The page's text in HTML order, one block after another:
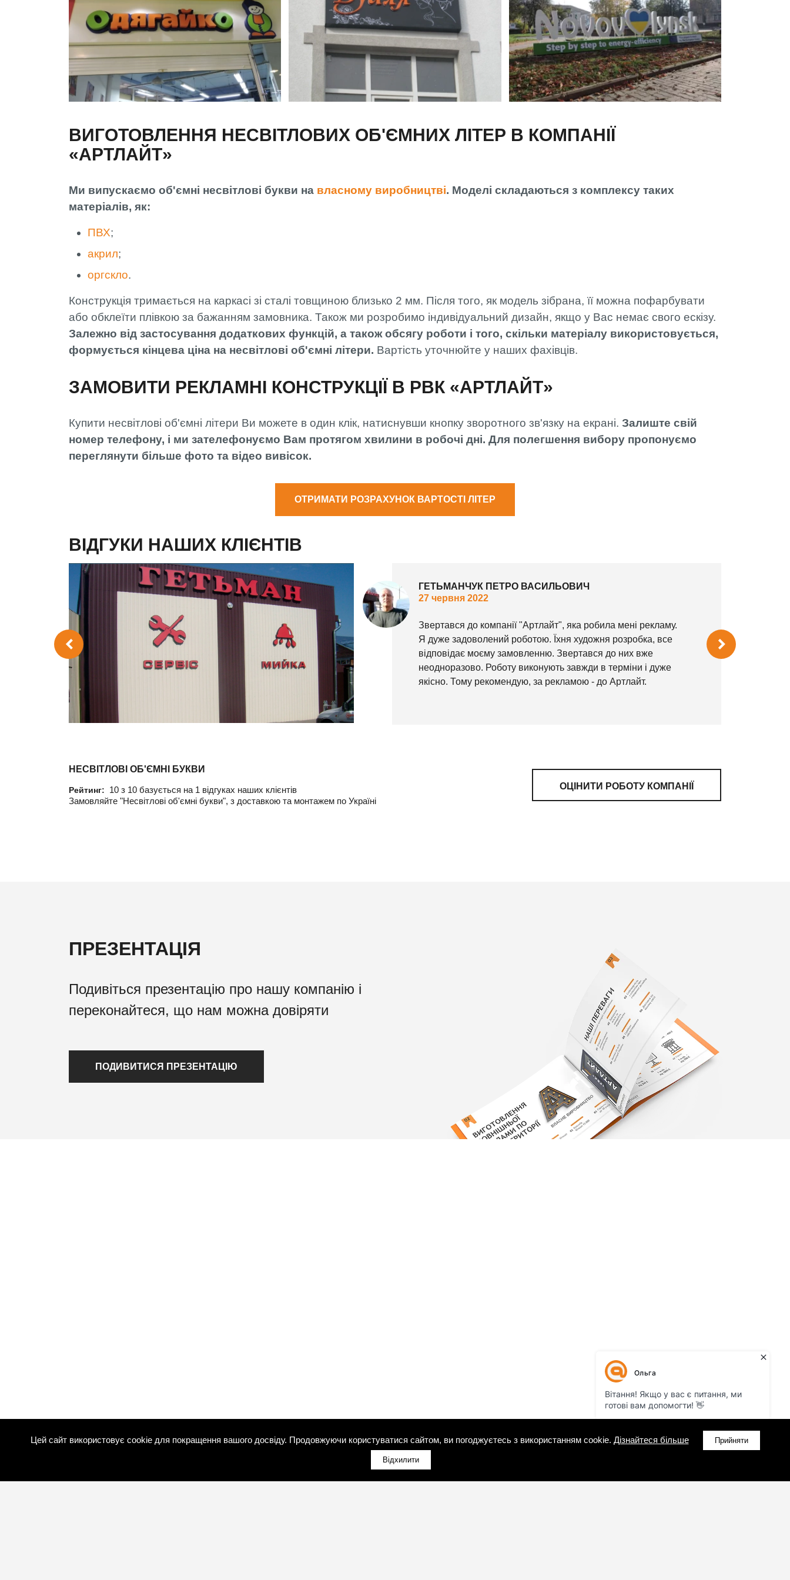
ВИГОТОВЛЕННЯ НЕСВІТЛОВИХ ОБ'ЄМНИХ ЛІТЕР В КОМПАНІЇ
«АРТЛАЙТ»
Ми випускаємо об'ємні несвітлові букви на власному виробництві. Моделі складаються з комплексу таких
матеріалів, як:
ПВХ;
акрил;
оргскло.
Конструкція тримається на каркасі зі сталі товщиною близько 2 мм. Після того, як модель зібрана, її можна пофарбувати
або обклеїти плівкою за бажанням замовника. Також ми розробимо індивідуальний дизайн, якщо у Вас немає свого ескізу.
Залежно від застосування додаткових функцій, а також обсягу роботи і того, скільки матеріалу використовується,
формується кінцева ціна на несвітлові об'ємні літери. Вартість уточнюйте у наших фахівців.
ЗАМОВИТИ РЕКЛАМНІ КОНСТРУКЦІЇ В РВК «АРТЛАЙТ»
Купити несвітлові об'ємні літери Ви можете в один клік, натиснувши кнопку зворотного зв'язку на екрані. Залиште свій
номер телефону, і ми зателефонуємо Вам протягом хвилини в робочі дні. Для полегшення вибору пропонуємо
переглянути більше фото та відео вивісок.
ОТРИМАТИ РОЗРАХУНОК ВАРТОСТІ ЛІТЕР
ВІДГУКИ НАШИХ КЛІЄНТІВ
ГЕТЬМАНЧУК ПЕТРО ВАСИЛЬОВИЧ
27 червня 2022
Звертався до компанії "Артлайт", яка робила мені рекламу.
Я дуже задоволений роботою. Їхня художня розробка, все
відповідає моєму замовленню. Звертався до них вже
неодноразово. Роботу виконують завжди в терміни і дуже
якісно. Тому рекомендую, за рекламою - до Артлайт.
НЕСВІТЛОВІ ОБ'ЄМНІ БУКВИ
Рейтинг: 10 з 10 базується на 1 відгуках наших клієнтів
Замовляйте "Несвітлові об'ємні букви", з доставкою та монтажем по Україні
ОЦІНИТИ РОБОТУ КОМПАНІЇ
ПРЕЗЕНТАЦІЯ
Подивіться презентацію про нашу компанію і
переконайтеся, що нам можна довіряти
ПОДИВИТИСЯ ПРЕЗЕНТАЦІЮ
Цей сайт використовує cookie для покращення вашого досвіду. Продовжуючи користуватися сайтом, ви погоджуєтесь з використанням cookie. Дізнайтеся більше Прийняти
Відхилити